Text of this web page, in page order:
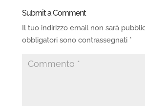
Submit a Comment
Il tuo indirizzo email non sarà
obbligatori sono contrassegnati *